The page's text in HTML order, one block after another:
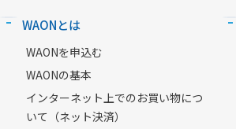
WAONとは
WAONを申込む
WAONの基本
インターネット上でのお買い物につ
いて（ネット決済）